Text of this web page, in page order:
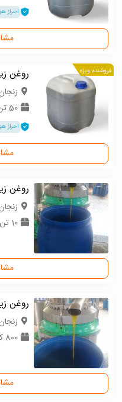
احراز
فروشنده ویژه روغن
50 تن
احراز
روغن
10 تن
روغن
800 کیلوگرم